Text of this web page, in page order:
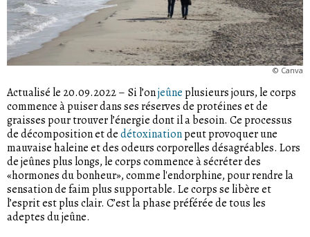
© Canva
Actualisé le 20.09.2022– Si l’onjeûneplusieurs jours, le corps
commence à puiser dans ses réserves de protéines et de
graisses pour trouver l’énergie dont il a besoin. Ce processus
de décomposition et dedétoxinationpeut provoquer une
mauvaise haleine et des odeurs corporelles désagréables. Lors
de jeûnes plus longs, le corps commence à sécréter des
«hormones du bonheur», comme l'endorphine, pour rendre la
sensation de faim plus supportable. Le corps se libère et
l’esprit est plus clair. C’est la phase préférée de tous les
adeptes du jeûne.